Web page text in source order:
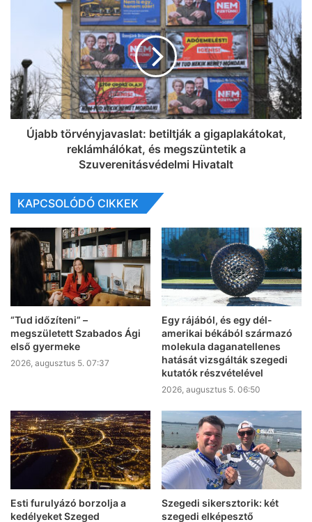
Újabb törvényjavaslat: betiltják a gigaplakátokat,
reklámhálókat, és megszüntetik a
Szuverenitásvédelmi Hivatalt
KAPCSOLÓDÓ CIKKEK
“Tud időzíteni” –
megszületett Szabados Ági
első gyermeke
2026, augusztus 5. 07:37
Egy rájából, és egy dél-
amerikai békából származó
molekula daganatellenes
hatását vizsgálták szegedi
kutatók részvételével
2026, augusztus 5. 06:50
Esti furulyázó borzolja a
kedélyeket Szeged
Szegedi sikersztorik: két
szegedi elképesztő